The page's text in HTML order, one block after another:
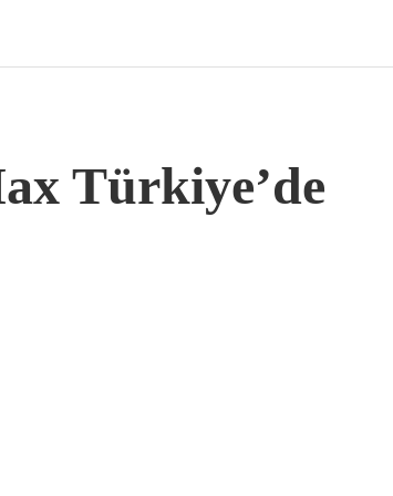
Türkiye’de